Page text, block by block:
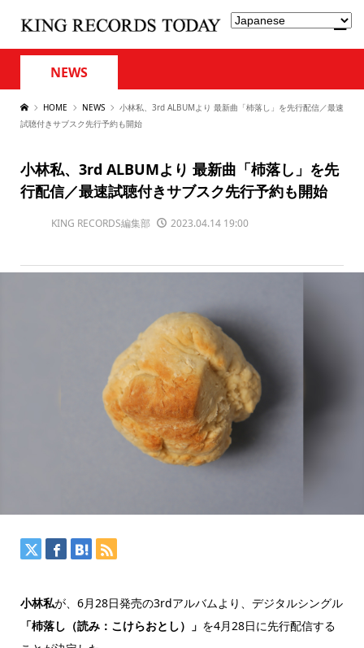
NEWS
HOME NEWS
小林私、3rd ALBUMより 最新曲「杮落し」を先行配信／最速
試聴付きサブスク先行予約も開始
小林私、3rd ALBUMより 最新曲「杮落し」を先
行配信／最速試聴付きサブスク先行予約も開始
KING RECORDS編集部 2023.04.14 19:00
小林私が、6月28日発売の3rdアルバムより、デジタルシングル
「杮落し（読み：こけらおとし）」 を4月28日に先行配信する